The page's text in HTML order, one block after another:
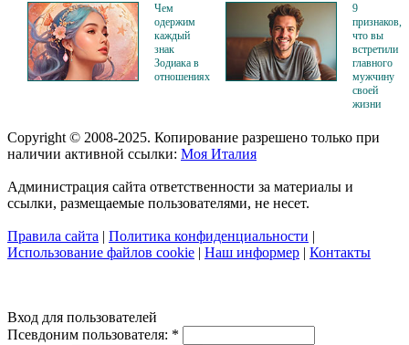
Чем
одержим
каждый
знак
Зодиака в
отношениях
9
признаков,
что вы
встретили
главного
мужчину
своей
жизни
Copyright © 2008-2025. Копирование разрешено только при
наличии активной ссылки: Моя Италия
Администрация сайта ответственности за материалы и
ссылки, размещаемые пользователями, не несет.
Правила сайта | Политика конфиденциальности |
Использование файлов cookie | Наш информер | Контакты
Вход для пользователей
Псевдоним пользователя: *